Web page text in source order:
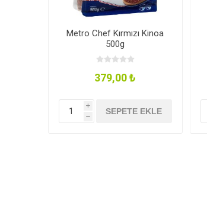
Metro Chef Kırmızı Kinoa
500g
379,00 ₺
i
h
SEPETE EKLE